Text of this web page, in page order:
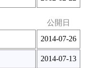
公開日
2014-07-26
2014-07-13